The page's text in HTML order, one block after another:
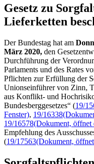
Gesetz zu
Liefer­ketten
Der Bundestag hat am
März 2020, den
Durchführung der
Parlaments und des Rates
Pflichten zur Erfüllung der
Unionseinführer von Zinn,
aus Konflikt- und
Bundesberggesetzes“ (19/
Fenster), 19/16338
19/16578(Dokument, öffnet
Empfehlung des
(19/17563(Dokument,